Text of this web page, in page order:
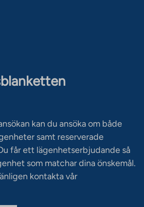
kan du ansöka om både
samt reserverade
får ett lägenhetserbjudande så
som matchar dina önskemål.
kontakta vår